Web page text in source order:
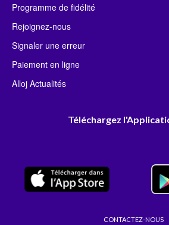
Programme de fidélité
Rejoignez-nous
Signaler une erreur
Paiement en ligne
Alloj Actualités
Téléchargez
CONTACTEZ-NOUS